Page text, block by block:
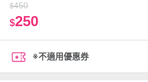
$450
$250
※不適用優惠券